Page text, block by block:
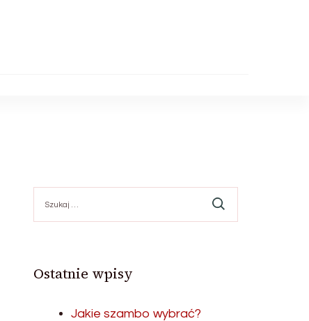
Ostatnie wpisy
Jakie szambo wybrać?